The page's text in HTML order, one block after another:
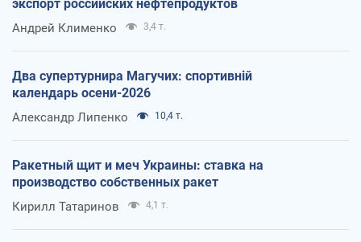
экспорт российских нефтепродуктов
Андрей Клименко 3,4 т.
Два супертурнира Магучих: спортивній
календарь осени-2026
Александр Липенко 10,4 т.
Ракетный щит и меч Украины: ставка на
производство собственных ракет
Кирилл Татаринов 4,1 т.